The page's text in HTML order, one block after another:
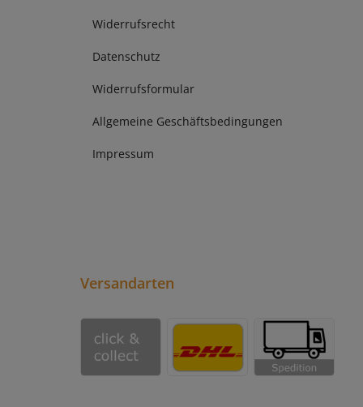
Widerrufsrecht
Datenschutz
Widerrufsformular
Allgemeine Geschäftsbedingungen
Impressum
Versandarten